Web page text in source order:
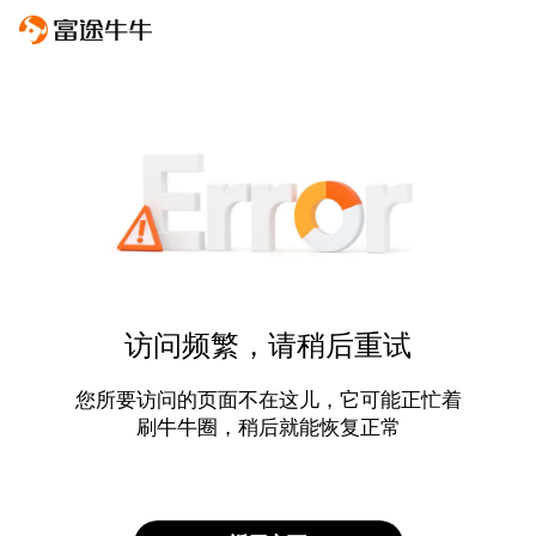
访问频繁，请稍后重试
您所要访问的页面不在这儿，它可能正忙着
刷牛牛圈，稍后就能恢复正常